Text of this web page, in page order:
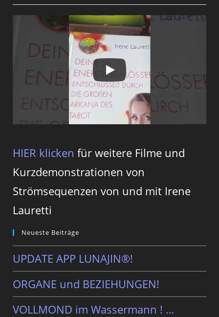
HIER klicken für weitere Filme und
Kurzdemonstrationen von
Strömsequenzen von und mit Irene
Lauretti
Neueste Beiträge
UPDATE APP LUNAJIN®!
ORGANE und BEZIEHUNGEN!
VOLLMOND im Wassermann ! …